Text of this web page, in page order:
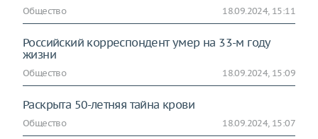
Общество 18.09.2024, 15:11
Российский корреспондент умер на 33-м году
жизни
Общество 18.09.2024, 15:09
Раскрыта 50-летняя тайна крови
Общество 18.09.2024, 15:07